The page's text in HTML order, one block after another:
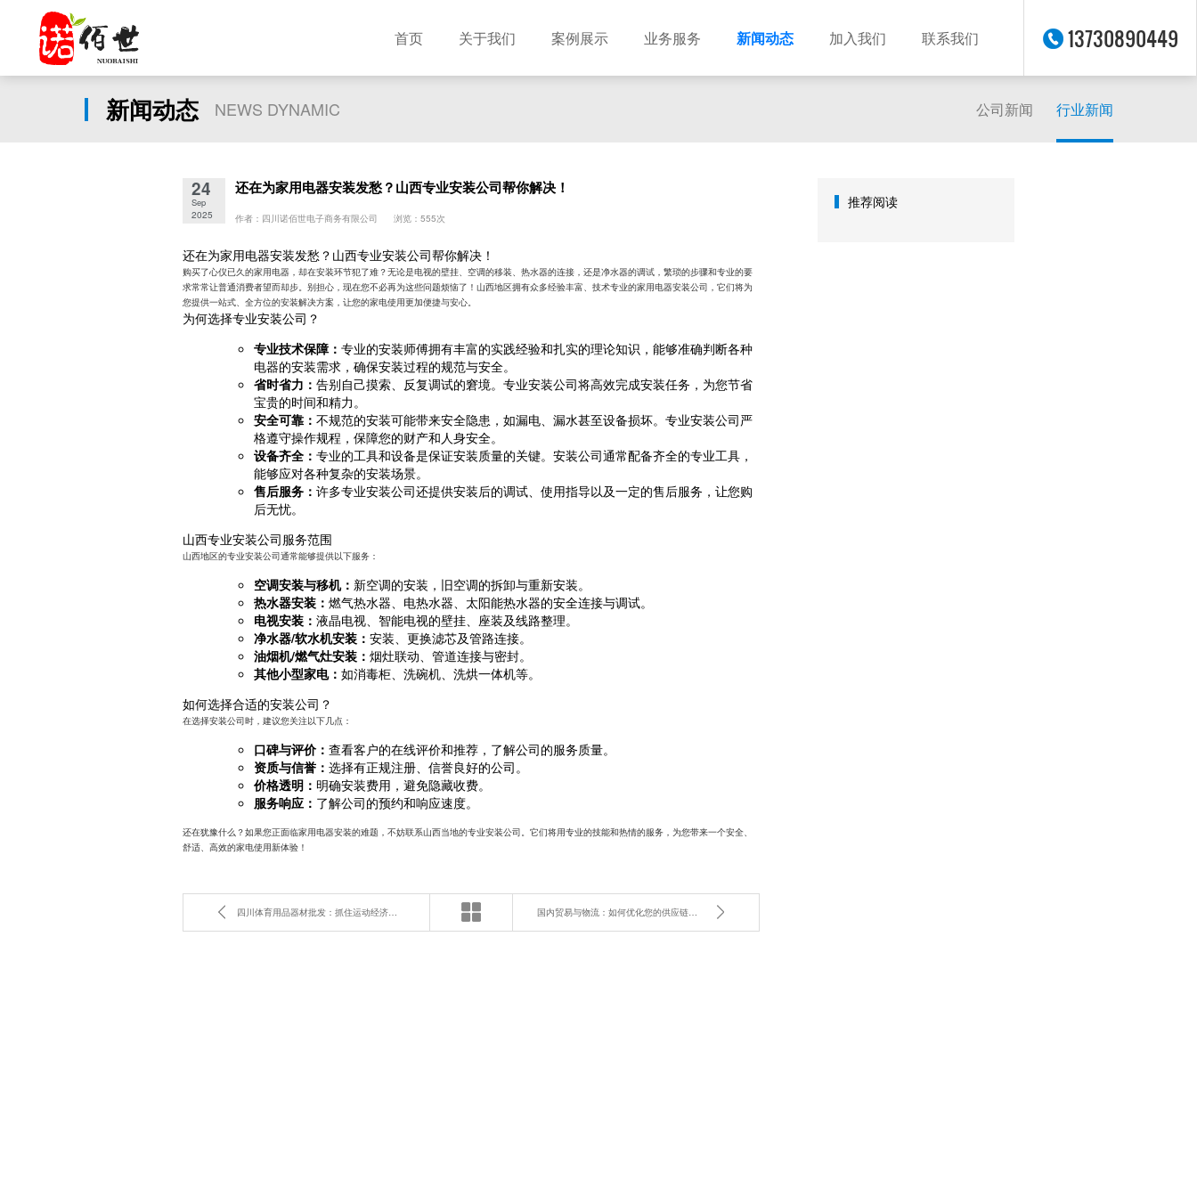
首页 关于我们 案例展示 业务服务 新闻动态 加入我们 联系我们 13730890449
新闻动态 NEWS DYNAMIC 公司新闻 行业新闻
24
Sep
2025
还在为家用电器安装发愁？山西专业安装公司帮你解决！
作者：四川诺佰世电子商务有限公司 浏览：555次
还在为家用电器安装发愁？山西专业安装公司帮你解决！
购买了心仪已久的家用电器，却在安装环节犯了难？无论是电视的壁挂、空调的移装、热水器的连接，还是净水器的调试，繁琐的步骤和专业的要
求常常让普通消费者望而却步。别担心，现在您不必再为这些问题烦恼了！山西地区拥有众多经验丰富、技术专业的家用电器安装公司，它们将为
您提供一站式、全方位的安装解决方案，让您的家电使用更加便捷与安心。
为何选择专业安装公司？
专业技术保障：专业的安装师傅拥有丰富的实践经验和扎实的理论知识，能够准确判断各种
电器的安装需求，确保安装过程的规范与安全。
省时省力：告别自己摸索、反复调试的窘境。专业安装公司将高效完成安装任务，为您节省
宝贵的时间和精力。
安全可靠：不规范的安装可能带来安全隐患，如漏电、漏水甚至设备损坏。专业安装公司严
格遵守操作规程，保障您的财产和人身安全。
设备齐全：专业的工具和设备是保证安装质量的关键。安装公司通常配备齐全的专业工具，
能够应对各种复杂的安装场景。
售后服务：许多专业安装公司还提供安装后的调试、使用指导以及一定的售后服务，让您购
后无忧。
山西专业安装公司服务范围
山西地区的专业安装公司通常能够提供以下服务：
空调安装与移机： 新空调的安装，旧空调的拆卸与重新安装。
热水器安装：燃气热水器、电热水器、太阳能热水器的安全连接与调试。
电视安装：液晶电视、智能电视的壁挂、座装及线路整理。
净水器/软水机安装：安装、更换滤芯及管路连接。
油烟机/燃气灶安装：烟灶联动、管道连接与密封。
其他小型家电：如消毒柜、洗碗机、洗烘一体机等。
如何选择合适的安装公司？
在选择安装公司时，建议您关注以下几点：
口碑与评价：查看客户的在线评价和推荐，了解公司的服务质量。
资质与信誉：选择有正规注册、信誉良好的公司。
价格透明： 明确安装费用，避免隐藏收费。
服务响应： 了解公司的预约和响应速度。
还在犹豫什么？如果您正面临家用电器安装的难题，不妨联系山西当地的专业安装公司。它们将用专业的技能和热情的服务，为您带来一个安全、
舒适、高效的家电使用新体验！
四川体育用品器材批发：抓住运动经济的商机 国内贸易与物流：如何优化您的供应链，降低成本？
推荐阅读